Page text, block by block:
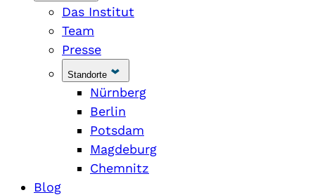
Das Institut
Team
Presse
Standorte
Nürnberg
Berlin
Potsdam
Magdeburg
Chemnitz
Blog